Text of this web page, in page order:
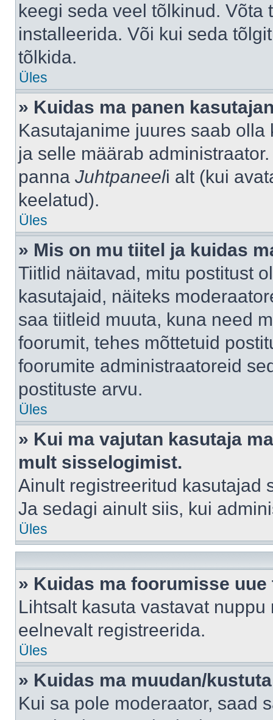
keegi seda veel tõlkinud.
installeerida. Või kui seda
tõlkida.
Üles
» Kuidas ma panen
Kasutajanime juures saab
ja selle määrab
panna Juhtpaneeli alt (kui
keelatud).
Üles
» Mis on mu tiitel ja kuidas
Tiitlid näitavad, mitu postitust
kasutajaid, näiteks
saa tiitleid muuta, kuna need
foorumit, tehes mõttetuid
foorumite administraatoreid
postituste arvu.
Üles
» Kui ma vajutan kasutaja
mult sisselogimist.
Ainult registreeritud kasutajad
Ja sedagi ainult siis, kui
Üles
» Kuidas ma foorumisse uue
Lihtsalt kasuta vastavat
eelnevalt registreerida.
Üles
» Kuidas ma muudan/
Kui sa pole moderaator, saad